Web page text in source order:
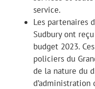
service.
Les partenaires
Sudbury ont
budget 2023.
policiers du
de la nature du